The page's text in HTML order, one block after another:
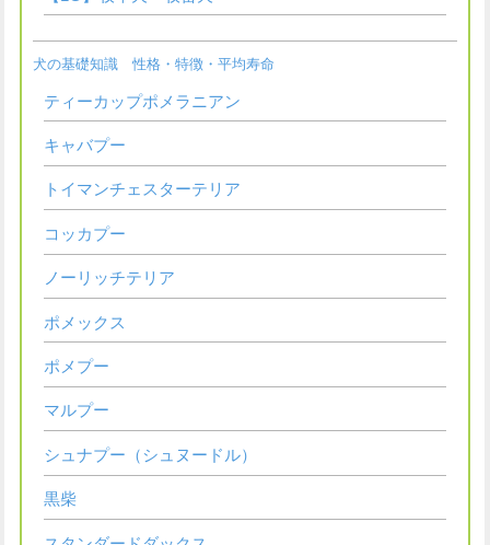
犬の基礎知識 性格・特徴・平均寿命
ティーカップポメラニアン
キャバプー
トイマンチェスターテリア
コッカプー
ノーリッチテリア
ポメックス
ポメプー
マルプー
シュナプー（シュヌードル）
黒柴